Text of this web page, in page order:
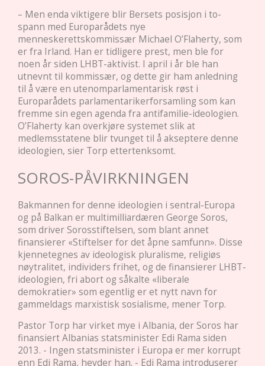
– Men enda viktigere blir Bersets posisjon i to-
spann med Europarådets nye
menneskerettskommissær Michael O’Flaherty, som
er fra Irland. Han er tidligere prest, men ble for
noen år siden LHBT-aktivist. I april i år ble han
utnevnt til kommissær, og dette gir ham anledning
til å være en utenomparlamentarisk røst i
Europarådets parlamentarikerforsamling som kan
fremme sin egen agenda fra antifamilie-ideologien.
O’Flaherty kan overkjøre systemet slik at
medlemsstatene blir tvunget til å akseptere denne
ideologien, sier Torp ettertenksomt.
SOROS-PÅVIRKNINGEN
Bakmannen for denne ideologien i sentral-Europa
og på Balkan er multimilliardæren George Soros,
som driver Sorosstiftelsen, som blant annet
finansierer «Stiftelser for det åpne samfunn». Disse
kjennetegnes av ideologisk pluralisme, religiøs
nøytralitet, individers frihet, og de finansierer LHBT-
ideologien, fri abort og såkalte «liberale
demokratier» som egentlig er et nytt navn for
gammeldags marxistisk sosialisme, mener Torp.
Pastor Torp har virket mye i Albania, der Soros har
finansiert Albanias statsminister Edi Rama siden
2013. - Ingen statsminister i Europa er mer korrupt
enn Edi Rama, hevder han. - Edi Rama introduserer